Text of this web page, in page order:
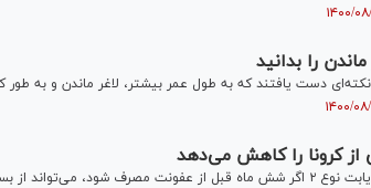
را بدانید
دست یافتند که به طول عمر بیشتر، لاغر ماندن و به
کرونا را کاهش می‌دهد
مطالعه جدید نشان می‌دهد داروی دیابت نوع ۲ اگر شش ماه قبل از عفونت